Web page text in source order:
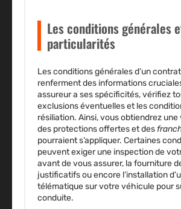
Les conditions générales
particularités
Les conditions générales d’un
renferment des informations
assureur a ses spécificités, vérifiez
exclusions éventuelles et les
résiliation. Ainsi, vous obtiendrez une
des protections offertes et des
pourraient s’appliquer. Certaines
peuvent exiger une inspection de
avant de vous assurer, la fourniture
justificatifs ou encore l’installation
télématique sur votre véhicule pour
conduite.